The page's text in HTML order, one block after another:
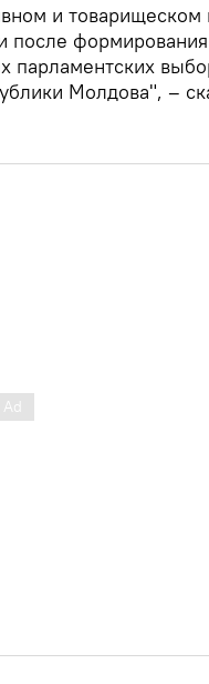
и товарищеском
после
парламентских
Молдова", –